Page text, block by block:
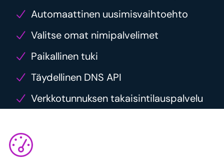
Automaattinen uusimisvaihtoehto
Valitse omat nimipalvelimet
Paikallinen tuki
Täydellinen DNS API
Verkkotunnuksen takaisintilauspalvelu